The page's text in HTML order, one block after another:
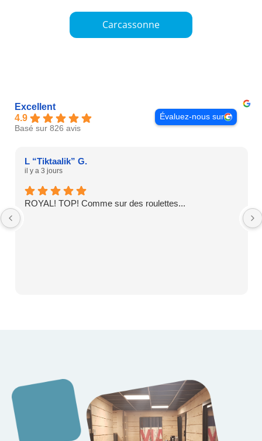
Carcassonne
Excellent
4.9
Basé sur 826 avis
Évaluez-nous sur
L “Tiktaalik” G.
il y a 3 jours
ROYAL! TOP! Comme sur des roulettes...